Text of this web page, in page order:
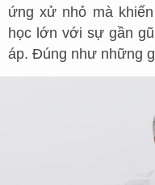
ứng xử nhỏ mà
học lớn với sự gần
áp. Đúng như những